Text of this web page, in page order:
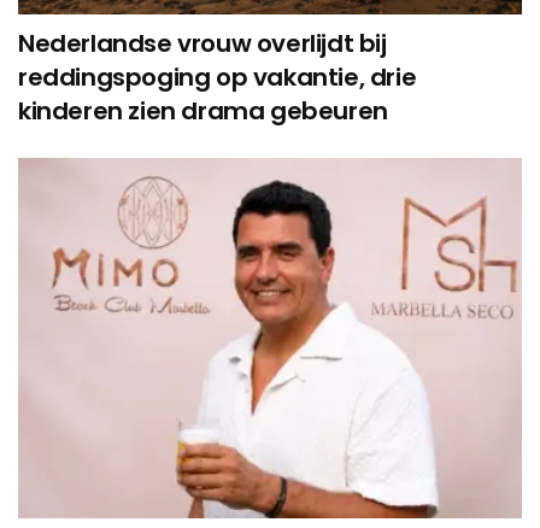
Nederlandse vrouw overlijdt bij
reddingspoging op vakantie, drie
kinderen zien drama gebeuren